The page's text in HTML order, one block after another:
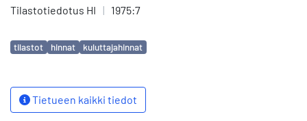
Tilastotiedotus HI | 1975:7
Avainsanat
tilastot hinnat kuluttajahinnat
Tietueen kaikki tiedot